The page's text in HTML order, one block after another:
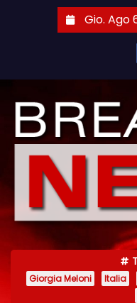
t
Gio. Ago
Giorgia Meloni Italia